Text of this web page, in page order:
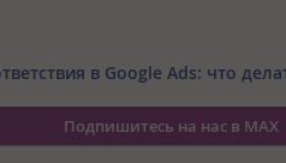
в Google Ads: что
Подпишитесь на нас в MAX